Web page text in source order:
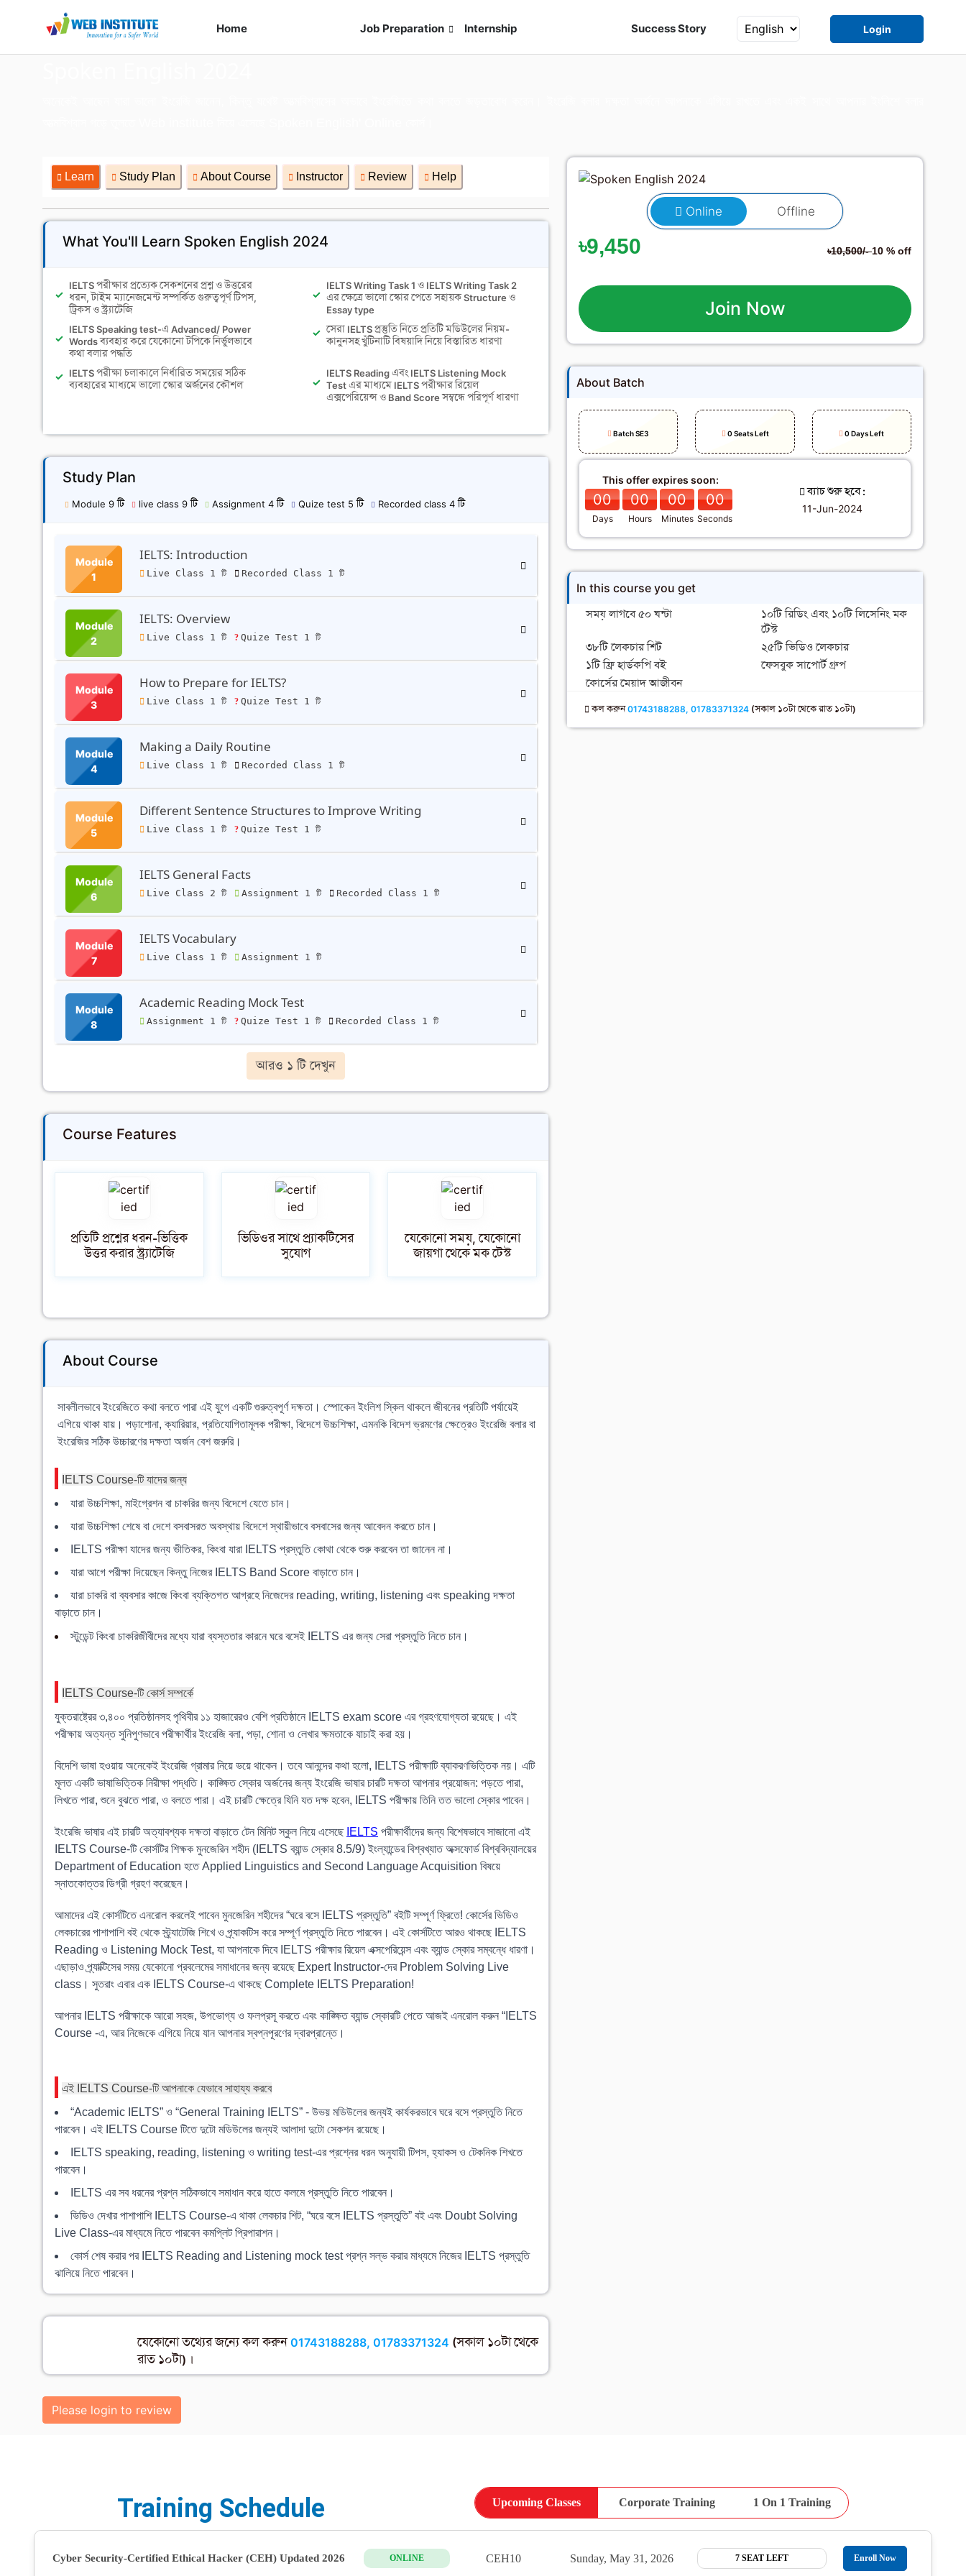
Home Job Preparation Internship Success Story Login
Learn Study Plan About Course Instructor Review Help
What You'll Learn Spoken English 2024
IELTS পরীক্ষার প্রত্যেক সেকশনের প্রশ্ন ও উত্তরের
ধরন, টাইম ম্যানেজমেন্ট সম্পর্কিত গুরুত্বপূর্ণ টিপস,
ট্রিকস ও স্ট্র্যাটেজি
IELTS Writing Task 1 ও IELTS Writing Task 2
এর ক্ষেত্রে ভালো স্কোর পেতে সহায়ক Structure ও
Essay type
IELTS Speaking test-এ Advanced/ Power
Words ব্যবহার করে যেকোনো টপিকে নির্ভুলভাবে
কথা বলার পদ্ধতি
সেরা IELTS প্রস্তুতি নিতে প্রতিটি মডিউলের নিয়ম-
কানুনসহ খুঁটিনাটি বিষয়াদি নিয়ে বিস্তারিত ধারণা
IELTS পরীক্ষা চলাকালে নির্ধারিত সময়ের সঠিক
ব্যবহারের মাধ্যমে ভালো স্কোর অর্জনের কৌশল
IELTS Reading এবং IELTS Listening Mock
Test এর মাধ্যমে IELTS পরীক্ষার রিয়েল
এক্সপেরিয়েন্স ও Band Score সম্বন্ধে পরিপূর্ণ ধারণা
Study Plan
Module 9 টি live class 9 টি Assignment 4 টি Quize test 5 টি Recorded class 4 টি
Module
1
IELTS: Introduction
Live Class 1 টি Recorded Class 1 টি
Module
2
IELTS: Overview
Live Class 1 টি Quize Test 1 টি
Module
3
How to Prepare for IELTS?
Live Class 1 টি Quize Test 1 টি
Module
4
Making a Daily Routine
Live Class 1 টি Recorded Class 1 টি
Module
5
Different Sentence Structures to Improve Writing
Live Class 1 টি Quize Test 1 টি
Module
6
IELTS General Facts
Live Class 2 টি Assignment 1 টি Recorded Class 1 টি
Module
7
IELTS Vocabulary
Live Class 1 টি Assignment 1 টি
Module
8
Academic Reading Mock Test
Assignment 1 টি Quize Test 1 টি Recorded Class 1 টি
আরও ১ টি দেখুন
Course Features
প্রতিটি প্রশ্নের ধরন-ভিত্তিক
উত্তর করার স্ট্র্যাটেজি
ভিডিওর সাথে প্র্যাকটিসের
সুযোগ
যেকোনো সময়, যেকোনো
জায়গা থেকে মক টেস্ট
About Course
সাবলীলভাবে ইংরেজিতে কথা বলতে পারা এই যুগে একটি গুরুত্বপূর্ণ দক্ষতা। স্পোকেন ইংলিশ স্কিল থাকলে জীবনের প্রতিটি পর্যায়েই
এগিয়ে থাকা যায়। পড়াশোনা, ক্যারিয়ার, প্রতিযোগিতামূলক পরীক্ষা, বিদেশে উচ্চশিক্ষা, এমনকি বিদেশ ভ্রমণের ক্ষেত্রেও ইংরেজি বলার বা
ইংরেজির সঠিক উচ্চারণের দক্ষতা অর্জন বেশ জরুরি।
IELTS Course-টি যাদের জন্য
যারা উচ্চশিক্ষা, মাইগ্রেশন বা চাকরির জন্য বিদেশে যেতে চান।
যারা উচ্চশিক্ষা শেষে বা দেশে বসবাসরত অবস্থায় বিদেশে স্থায়ীভাবে বসবাসের জন্য আবেদন করতে চান।
IELTS পরীক্ষা যাদের জন্য ভীতিকর, কিংবা যারা IELTS প্রস্তুতি কোথা থেকে শুরু করবেন তা জানেন না।
যারা আগে পরীক্ষা দিয়েছেন কিন্তু নিজের IELTS Band Score বাড়াতে চান।
যারা চাকরি বা ব্যবসার কাজে কিংবা ব্যক্তিগত আগ্রহে নিজেদের reading, writing, listening এবং speaking দক্ষতা
বাড়াতে চান।
স্টুডেন্ট কিংবা চাকরিজীবীদের মধ্যে যারা ব্যস্ততার কারনে ঘরে বসেই IELTS এর জন্য সেরা প্রস্তুতি নিতে চান।
IELTS Course-টি কোর্স সম্পর্কে
যুক্তরাষ্ট্রের ৩,৪০০ প্রতিষ্ঠানসহ পৃথিবীর ১১ হাজারেরও বেশি প্রতিষ্ঠানে IELTS exam score এর গ্রহণযোগ্যতা রয়েছে। এই
পরীক্ষায় অত্যন্ত সুনিপুণভাবে পরীক্ষার্থীর ইংরেজি বলা, পড়া, শোনা ও লেখার ক্ষমতাকে যাচাই করা হয়।
বিদেশি ভাষা হওয়ায় অনেকেই ইংরেজি গ্রামার নিয়ে ভয়ে থাকেন। তবে আনন্দের কথা হলো, IELTS পরীক্ষাটি ব্যাকরণভিত্তিক নয়। এটি
মূলত একটি ভাষাভিত্তিক নিরীক্ষা পদ্ধতি। কাঙ্ক্ষিত স্কোর অর্জনের জন্য ইংরেজি ভাষার চারটি দক্ষতা আপনার প্রয়োজন: পড়তে পারা,
লিখতে পারা, শুনে বুঝতে পারা, ও বলতে পারা। এই চারটি ক্ষেত্রে যিনি যত দক্ষ হবেন, IELTS পরীক্ষায় তিনি তত ভালো স্কোর পাবেন।
ইংরেজি ভাষার এই চারটি অত্যাবশ্যক দক্ষতা বাড়াতে টেন মিনিট স্কুল নিয়ে এসেছে IELTS পরীক্ষার্থীদের জন্য বিশেষভাবে সাজানো এই
IELTS Course-টি কোর্সটির শিক্ষক মুনজেরিন শহীদ (IELTS ব্যান্ড স্কোর 8.5/9) ইংল্যান্ডের বিশ্বখ্যাত অক্সফোর্ড বিশ্ববিদ্যালয়ের
Department of Education হতে Applied Linguistics and Second Language Acquisition বিষয়ে
স্নাতকোত্তর ডিগ্রী গ্রহণ করেছেন।
আমাদের এই কোর্সটিতে এনরোল করলেই পাবেন মুনজেরিন শহীদের “ঘরে বসে IELTS প্রস্তুতি” বইটি সম্পূর্ণ ফ্রিতে! কোর্সের ভিডিও
লেকচারের পাশাপাশি বই থেকে স্ট্র্যাটেজি শিখে ও প্র্যাকটিস করে সম্পূর্ণ প্রস্তুতি নিতে পারবেন। এই কোর্সটিতে আরও থাকছে IELTS
Reading ও Listening Mock Test, যা আপনাকে দিবে IELTS পরীক্ষার রিয়েল এক্সপেরিয়েন্স এবং ব্যান্ড স্কোর সম্বন্ধে ধারণা।
এছাড়াও প্র্যাক্টিসের সময় যেকোনো প্রবলেমের সমাধানের জন্য রয়েছে Expert Instructor-দের Problem Solving Live
class। সুতরাং এবার এক IELTS Course-এ থাকছে Complete IELTS Preparation!
আপনার IELTS পরীক্ষাকে আরো সহজ, উপভোগ্য ও ফলপ্রসূ করতে এবং কাঙ্ক্ষিত ব্যান্ড স্কোরটি পেতে আজই এনরোল করুন “IELTS
Course -এ, আর নিজেকে এগিয়ে নিয়ে যান আপনার স্বপ্নপূরণের দ্বারপ্রান্তে।
এই IELTS Course-টি আপনাকে যেভাবে সাহায্য করবে
“Academic IELTS” ও “General Training IELTS” - উভয় মডিউলের জন্যই কার্যকরভাবে ঘরে বসে প্রস্তুতি নিতে
পারবেন। এই IELTS Course টিতে দুটো মডিউলের জন্যই আলাদা দুটো সেকশন রয়েছে।
IELTS speaking, reading, listening ও writing test-এর প্রশ্নের ধরন অনুযায়ী টিপস, হ্যাকস ও টেকনিক শিখতে
পারবেন।
IELTS এর সব ধরনের প্রশ্ন সঠিকভাবে সমাধান করে হাতে কলমে প্রস্তুতি নিতে পারবেন।
ভিডিও দেখার পাশাপাশি IELTS Course-এ থাকা লেকচার শিট, “ঘরে বসে IELTS প্রস্তুতি” বই এবং Doubt Solving
Live Class-এর মাধ্যমে নিতে পারবেন কমপ্লিট প্রিপারাশন।
কোর্স শেষ করার পর IELTS Reading and Listening mock test প্রশ্ন সল্‌ভ করার মাধ্যমে নিজের IELTS প্রস্তুতি
ঝালিয়ে নিতে পারবেন।
যেকোনো তথ্যের জন্যে কল করুন 01743188288, 01783371324 (সকাল ১০টা থেকে
রাত ১০টা) ।
Please login to review
Online Offline
৳9,450 ৳10,500/-10 % off
Join Now
About Batch
Batch SE3 0 Seats Left 0 Days Left
This offer expires soon:
00
Days
00
Hours
00
Minutes
00
Seconds
ব্যাচ শুরু হবে :
11-Jun-2024
In this course you get
সময় লাগবে ৫০ ঘন্টা
১০টি রিডিং এবং ১০টি লিসেনিং মক
টেস্ট
৩৮টি লেকচার শিট
২৫টি ভিডিও লেকচার
১টি ফ্রি হার্ডকপি বই
ফেসবুক সাপোর্ট গ্রুপ
কোর্সের মেয়াদ আজীবন
কল করুন01743188288, 01783371324 (সকাল ১০টা থেকে রাত ১০টা)
Training Schedule Upcoming Classes Corporate Training 1 On 1 Training
Cyber Security-Certified Ethical Hacker (CEH) Updated 2026 ONLINE CEH10 Sunday, May 31, 2026 7 SEAT LEFT Enroll Now